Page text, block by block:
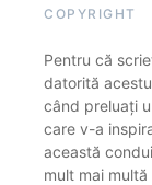
COPYRIGHT
Pentru că
datorită
când preluați
care v-a
această
mult mai